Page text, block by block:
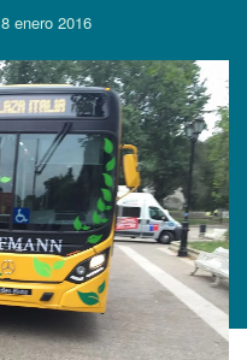
8 enero 2016